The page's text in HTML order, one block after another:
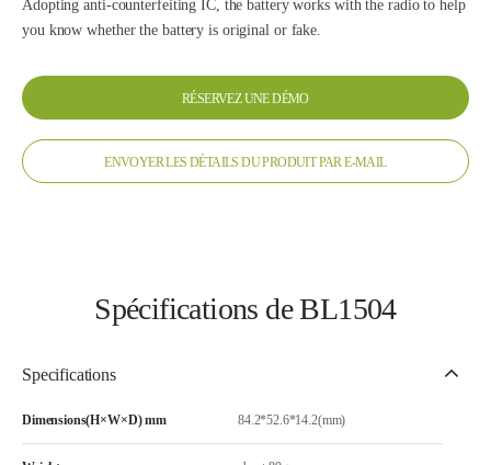
Adopting anti-counterfeiting IC, the battery works with the radio to help
you know whether the battery is original or fake.
RÉSERVEZ UNE DÉMO
ENVOYER LES DÉTAILS DU PRODUIT PAR E-MAIL
Spécifications de BL1504
Specifications
Dimensions(H×W×D) mm 84.2*52.6*14.2(mm)